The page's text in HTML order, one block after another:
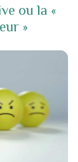
ou la «
»